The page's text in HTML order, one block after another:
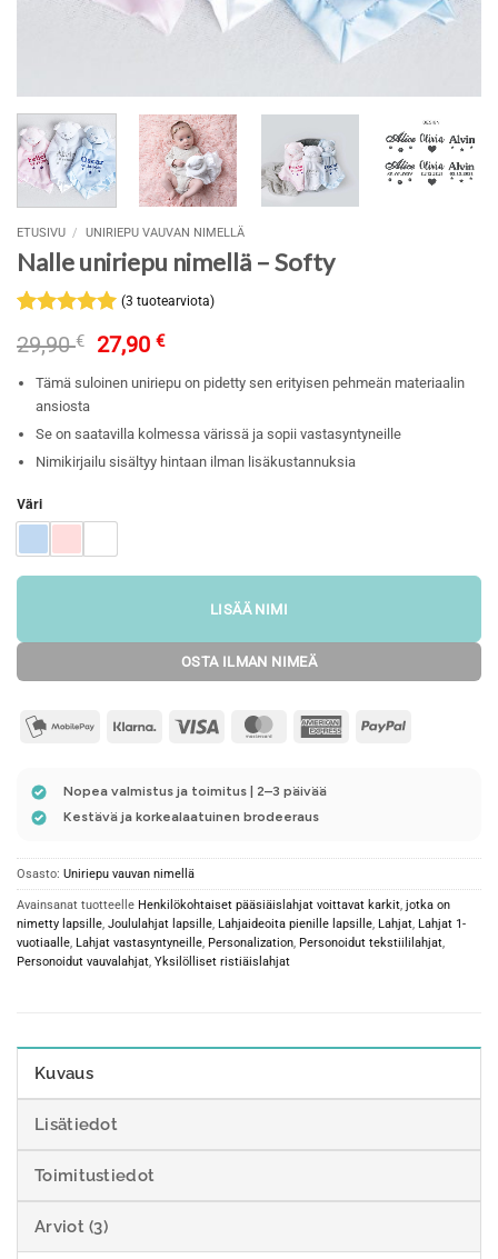
ETUSIVU / UNIRIEPU VAUVAN NIMELLÄ
Nalle uniriepu nimellä – Softy
5
5:stä
asiakkaan
arvotukseen.
(3 tuotearviota)
29,90€
Alkuperäinen
oli:
27,90€Nykyinen
on:
Tämä suloinen uniriepu on pidetty sen erityisen pehmeän materiaalin
ansiosta
Se on saatavilla kolmessa värissä ja sopii vastasyntyneille
Nimikirjailu sisältyy hintaan ilman lisäkustannuksia
Väri
LISÄÄ NIMI
OSTA ILMAN NIMEÄ
mobilepay2 Klarna Visa MasterCard AmericanPayPal
Nopea valmistus ja toimitus | 2–3 päivää
Kestävä ja korkealaatuinen brodeeraus
Osasto: Uniriepu vauvan nimellä
Avainsanat tuotteelle Henkilökohtaiset pääsiäislahjat voittavat karkit, jotka on
nimetty lapsille, Joululahjat lapsille, Lahjaideoita pienille lapsille, Lahjat, Lahjat 1-
vuotiaalle, Lahjat vastasyntyneille, Personalization, Personoidut tekstiililahjat,
Personoidut vauvalahjat, Yksilölliset ristiäislahjat
Kuvaus
Lisätiedot
Toimitustiedot
Arviot (3)